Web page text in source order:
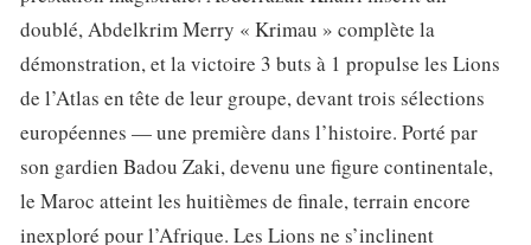
doublé, Abdelkrim Merry « Krimau » complète la
démonstration, et la victoire 3 buts à 1 propulse les Lions
de l’Atlas en tête de leur groupe, devant trois sélections
européennes — une première dans l’histoire. Porté par
son gardien Badou Zaki, devenu une figure continentale,
le Maroc atteint les huitièmes de finale, terrain encore
inexploré pour l’Afrique. Les Lions ne s’inclinent